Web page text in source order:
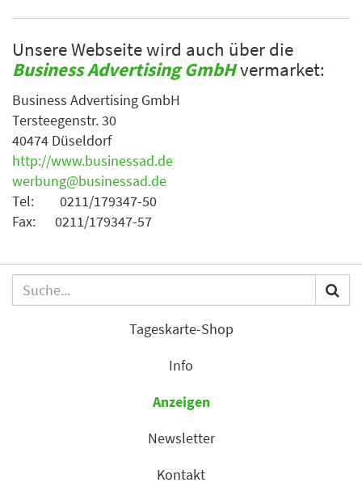
Unsere Webseite wird auch über die
Business Advertising GmbHvermarket:
Business Advertising GmbH
Tersteegenstr. 30
40474 Düseldorf
http://www.businessad.de
werbung@businessad.de
Tel: 0211/179347-50
Fax: 0211/179347-57
Tageskarte-Shop
Info
Anzeigen
Newsletter
Kontakt